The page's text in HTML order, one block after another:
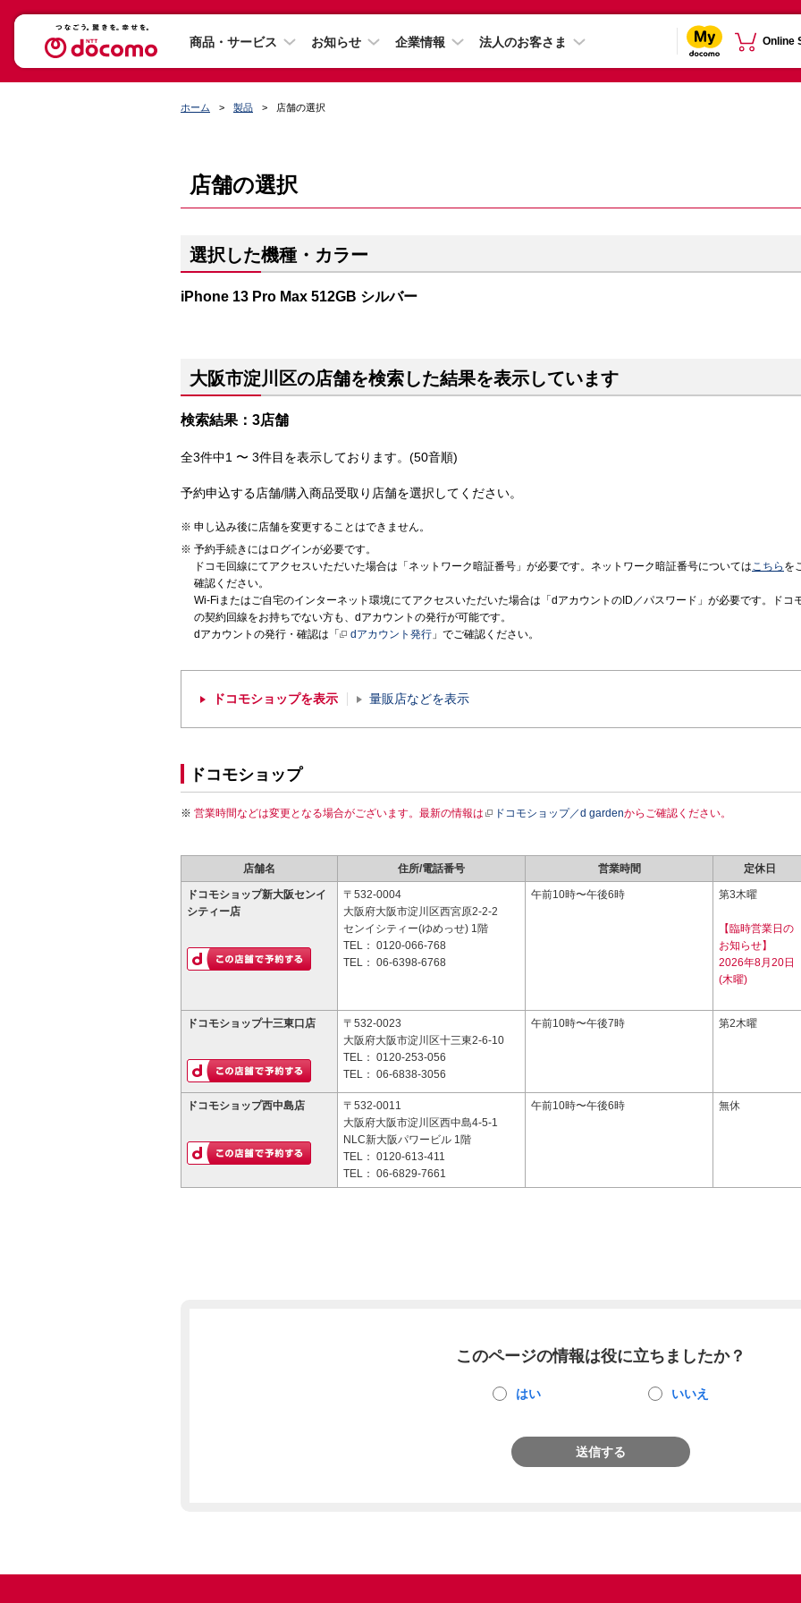
商品・サービス お知らせ 企業情報 法人のお客さま Online
ホーム 製品 店舗の選択
店舗の選択
選択した機種・カラー
iPhone 13 Pro Max 512GB シルバー
大阪市淀川区の店舗を検索した結果を表示しています
検索結果：3店舗
全3件中1 〜 3件目を表示しております。(50音順)
予約申込する店舗/購入商品受取り店舗を選択してください。
申し込み後に店舗を変更することはできません。
予約手続きにはログインが必要です。
ドコモ回線にてアクセスいただいた場合は「ネットワーク暗証番号」が必要です。ネットワーク暗証番号についてはこちら を
確認ください。
Wi-Fiまたはご自宅のインターネット環境にてアクセスいただいた場合は「dアカウントのID／パスワード」が必要です。ドコ
の契約回線をお持ちでない方も、dアカウントの発行が可能です。
dアカウントの発行・確認は「
dアカウント発行 」でご確認ください。
ドコモショップを表示 量販店などを表示
ドコモショップ
営業時間などは変更となる場合がございます。最新の情報は ドコモショップ／d gardenからご確認ください。
店舗名 住所/電話番号 営業時間 定休日
ドコモショップ新大阪センイ
シティー店
〒532-0004
大阪府大阪市淀川区西宮原2-2-2
センイシティー(ゆめっせ) 1階
TEL： 0120-066-768
TEL： 06-6398-6768
午前10時〜午後6時 第3木曜
【臨時営業日の
お知らせ】
2026年8月20日
(木曜)
ドコモショップ十三東口店
〒532-0023
大阪府大阪市淀川区十三東2-6-10
TEL： 0120-253-056
TEL： 06-6838-3056
午前10時〜午後7時 第2木曜
ドコモショップ西中島店
〒532-0011
大阪府大阪市淀川区西中島4-5-1
NLC新大阪パワービル 1階
TEL： 0120-613-411
TEL： 06-6829-7661
午前10時〜午後6時 無休
このページの情報は役に立ちましたか？
はい いいえ
送信する